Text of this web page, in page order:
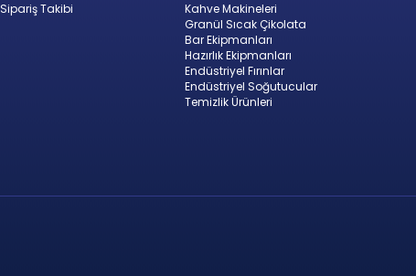
Sipariş Takibi
Kahve Makineleri
Granül Sıcak Çikolata
Bar Ekipmanları
Hazırlık Ekipmanları
Endüstriyel Fırınlar
Endüstriyel Soğutucular
Temizlik Ürünleri